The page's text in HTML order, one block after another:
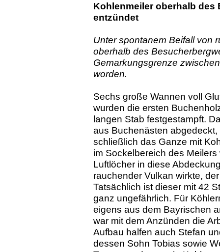
Kohlenmeiler oberhalb
entzündet
Unter spontanem Beifall von
oberhalb des
Gemarkungsgrenze
worden.
Sechs große Wannen voll
wurden die ersten
langen Stab festgestampft.
aus Buchenästen
schließlich das Ganze mit
im Sockelbereich des
Luftlöcher in diese
rauchender Vulkan wirkte,
Tatsächlich ist dieser mit 42
ganz ungefährlich. Für
eigens aus dem Bayrischen
war mit dem Anzünden die
Aufbau halfen auch Stefan
dessen Sohn Tobias sowie